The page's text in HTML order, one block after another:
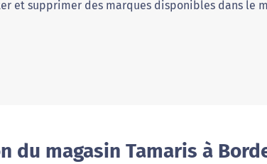
et supprimer des marques disponibles dans le
du magasin Tamaris à